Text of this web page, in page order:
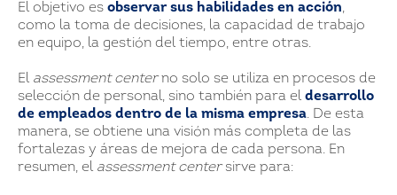
El objetivo es observar sus habilidades en acción,
como la toma de decisiones, la capacidad de trabajo
en equipo, la gestión del tiempo, entre otras.
El assessment centerno solo se utiliza en procesos de
selección de personal, sino también para el desarrollo
de empleados dentro de la misma empresa. De esta
manera, se obtiene una visión más completa de las
fortalezas y áreas de mejora de cada persona. En
resumen, el assessment centersirve para: